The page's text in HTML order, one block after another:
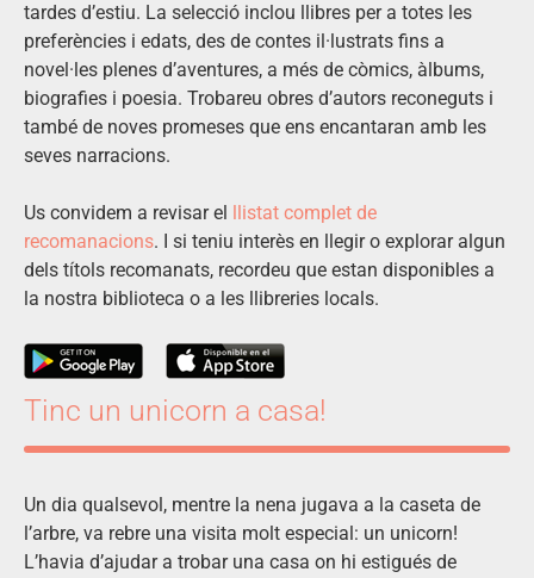
tardes d’estiu. La selecció inclou llibres per a totes les
preferències i edats, des de contes il·lustrats fins a
novel·les plenes d’aventures, a més de còmics, àlbums,
biografies i poesia. Trobareu obres d’autors reconeguts i
també de noves promeses que ens encantaran amb les
seves narracions.
Us convidem a revisar el
llistat complet de
recomanacions. I si teniu interès en llegir o explorar algun
dels títols recomanats, recordeu que estan disponibles a
la nostra biblioteca o a les llibreries locals.
Tinc un unicorn a casa!
Un dia qualsevol, mentre la nena jugava a la caseta de
l’arbre, va rebre una visita molt especial: un unicorn!
L’havia d’ajudar a trobar una casa on hi estigués de